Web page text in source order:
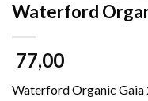
Waterford
77,00
Waterford Organic Gaia